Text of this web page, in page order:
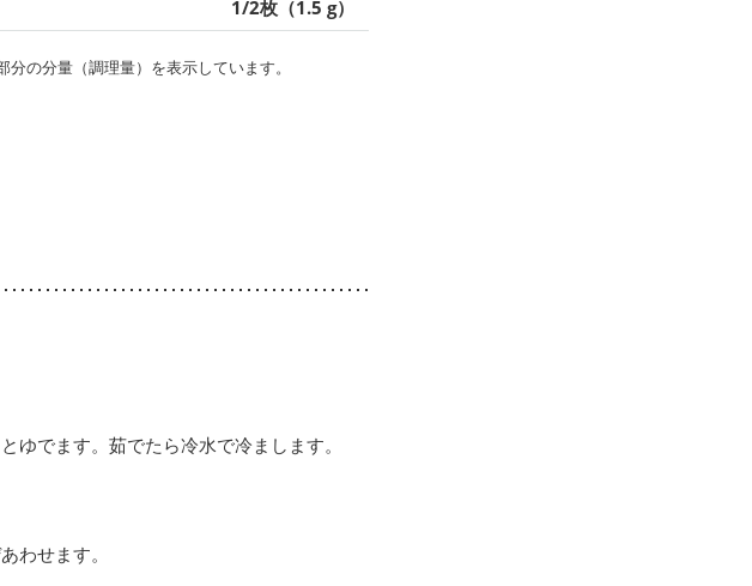
1/2枚（1.5 g）
の分量（調理量）を表示しています。
ゆでます。茹でたら冷水で冷まします。
わせます。